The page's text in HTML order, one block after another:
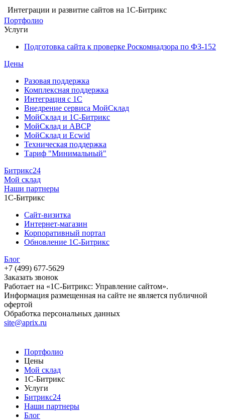
Интеграции и развитие сайтов на 1С-Битрикс
Портфолио
Услуги
Подготовка сайта к проверке Роскомнадзора по ФЗ-152
Цены
Разовая поддержка
Комплексная поддержка
Интеграция с 1С
Внедрение сервиса МойСклад
МойСклад и 1С-Битрикс
МойСклад и ABCP
МойСклад и Ecwid
Техническая поддержка
Тариф "Минимальный"
Битрикс24
Мой склад
Наши партнеры
1С-Битрикс
Сайт-визитка
Интернет-магазин
Корпоративный портал
Обновление 1С-Битрикс
Блог
+7 (499) 677-5629
Заказать звонок
Работает на «1С-Битрикс: Управление сайтом».
Информация размещенная на сайте не является публичной
офертой
Обработка персональных данных
site@aprix.ru
Портфолио
Цены
Мой склад
1С-Битрикс
Услуги
Битрикс24
Наши партнеры
Блог